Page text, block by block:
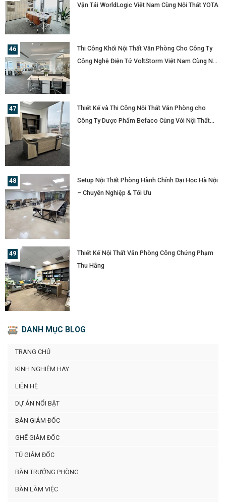
Vận Tải WorldLogic Việt Nam Cùng Nội Thất YOTA
Thi Công Khối Nội Thất Văn Phòng Cho Công Ty
Công Nghệ Điện Tử VoltStorm Việt Nam Cùng Nội
Thiết Kế và Thi Công Nội Thất Văn Phòng cho
Công Ty Dược Phẩm Befaco Cùng Với Nội Thất
Setup Nội Thất Phòng Hành Chính Đại Học Hà Nội
– Chuyên Nghiệp & Tối Ưu
Thiết Kế Nội Thất Văn Phòng Công Chứng Phạm
Thu Hằng
DANH MỤC BLOG
TRANG CHỦ
KINH NGHIỆM HAY
LIÊN HỆ
DỰ ÁN NỔI BẬT
BÀN GIÁM ĐỐC
GHẾ GIÁM ĐỐC
TỦ GIÁM ĐỐC
BÀN TRƯỞNG PHÒNG
BÀN LÀM VIỆC